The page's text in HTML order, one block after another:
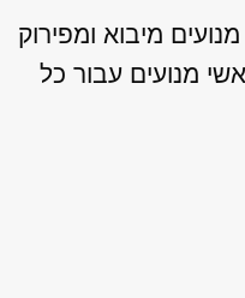
מיבוא ומפירוק
מנועים עבור כל